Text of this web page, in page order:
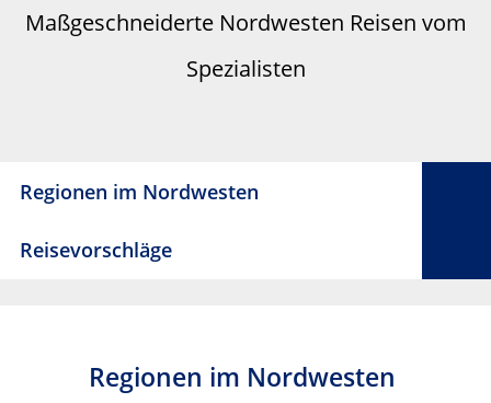
Maßgeschneiderte Nordwesten Reisen vom
Spezialisten
Regionen im Nordwesten
Reisevorschläge
Regionen im Nordwesten